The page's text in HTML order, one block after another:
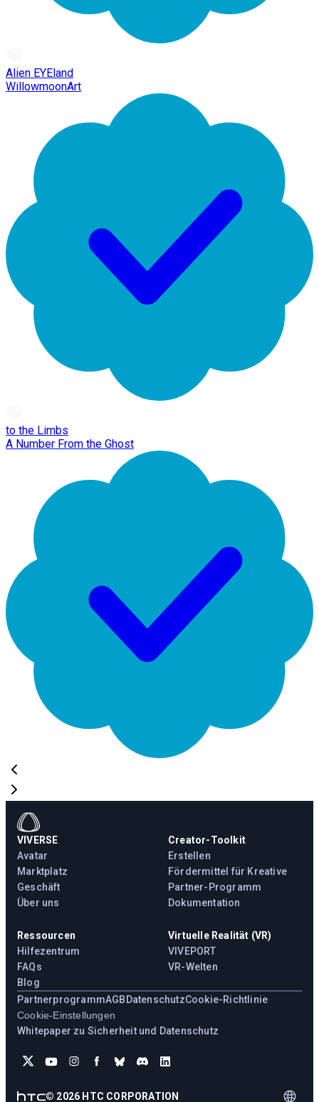
Alien EYEland
WillowmoonArt
to the Limbs
A Number From the Ghost
VIVERSE
Avatar
Marktplatz
Geschäft
Über uns
Creator-Toolkit
Erstellen
Fördermittel für Kreative
Partner-Programm
Dokumentation
Ressourcen
Hilfezentrum
FAQs
Blog
Virtuelle Realität (VR)
VIVEPORT
VR-Welten
PartnerprogrammAGBDatenschutzCookie-Richtlinie
Cookie-Einstellungen
Whitepaper zu Sicherheit und Datenschutz
© 2026 HTC CORPORATION